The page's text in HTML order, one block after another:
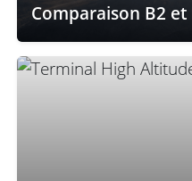
Comparaison B2 et